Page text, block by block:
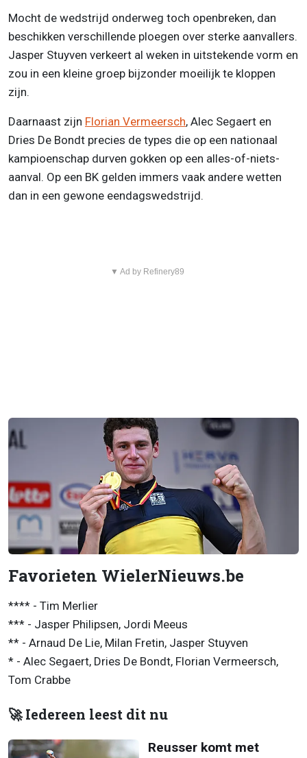
Mocht de wedstrijd onderweg toch openbreken, dan
beschikken verschillende ploegen over sterke aanvallers.
Jasper Stuyven verkeert al weken in uitstekende vorm en
zou in een kleine groep bijzonder moeilijk te kloppen
zijn.
Daarnaast zijn Florian Vermeersch, Alec Segaert en
Dries De Bondt precies de types die op een nationaal
kampioenschap durven gokken op een alles-of-niets-
aanval. Op een BK gelden immers vaak andere wetten
dan in een gewone eendagswedstrijd.
▼ Ad by Refinery89
Favorieten WielerNieuws.be
**** - Tim Merlier
*** - Jasper Philipsen, Jordi Meeus
** - Arnaud De Lie, Milan Fretin, Jasper Stuyven
* - Alec Segaert, Dries De Bondt, Florian Vermeersch,
Tom Crabbe
🚀 Iedereen leest dit nu
Reusser komt met